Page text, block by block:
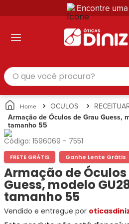
Encontre
Masculino
Feminino
Infantil
Unissex
Busque
Por
Marcas
Ana
Hickmann
Bulget
Miu-
Miu
Guess
Lacoste
Categorias
Masculino
Feminino
Infantil
Unissex
Busque
Por
Marcas
Ray-
Ban
Prada
Ana
Hickmann
Tecnol
Correntes
para
Óculos
Estojos
para
Óculos
Soluções
e
Cuidados
Busque
Ray-
Ban
Prada
Exchange
Tommy
Hilfiger
Ana
Hickmann
Guess
Speedo
Categoria
Armações
de Óculos
Óculos
de Sol
Corrente
para
Estojo
para
Óculos
Gênero
Masculino
Feminino
O que você procura?
OCULOS
Armação de Óculos de Grau Guess,
tamanho 55
Código: 1596069 - 7551
FRETE GRÁTIS Ganhe Lente Grátis
Armação de Óculos
Guess, modelo
tamanho 55
Vendido e entregue por